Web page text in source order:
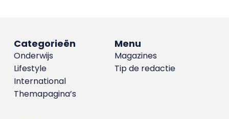
Menu
Magazines
Tip de redactie
Categorieën
Onderwijs
Lifestyle
International
Themapagina’s